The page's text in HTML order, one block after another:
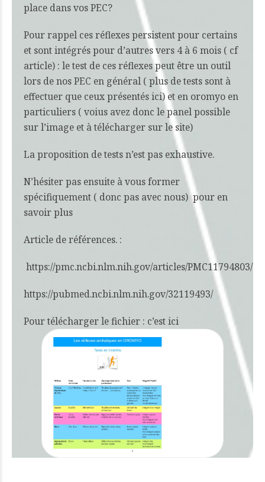
place dans vos PEC?
Pour rappel ces réflexes persistent pour certains
et sont intégrés pour d’autres vers 4 à 6 mois ( cf
article) : le test de ces réflexes peut être un outil
lors de nos PEC en général ( plus de tests sont à
effectuer que ceux présentés ici) et en oromyo en
particuliers ( voius avez donc le panel possible
sur l’image et à télécharger sur le site)
La proposition de tests n’est pas exhaustive.
N’hésiter pas ensuite à vous former
spécifiquement ( donc pas avec nous) pour en
savoir plus
Article de références. :
https://pmc.ncbi.nlm.nih.gov/articles/PMC11794803/
https://pubmed.ncbi.nlm.nih.gov/32119493/
Pour télécharger le fichier : c’est ici